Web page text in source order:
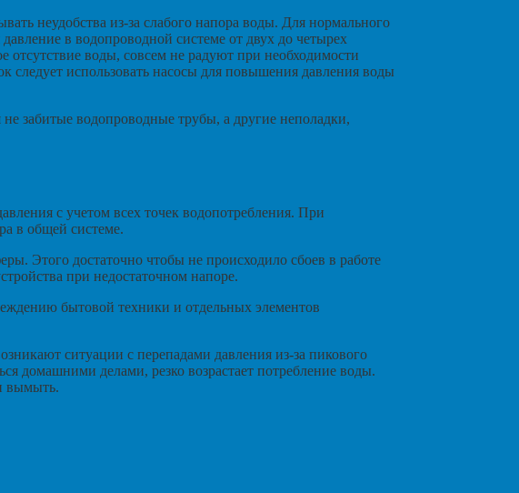
неудобства из-за слабого напора воды. Для нормального
в водопроводной системе от двух до четырех
отсутствие воды, совсем не радуют при необходимости
использовать насосы для повышения давления воды
не забитые водопроводные трубы, а другие неполадки,
с учетом всех точек водопотребления. При
в общей системе.
Этого достаточно чтобы не происходило сбоев в работе
при недостаточном напоре.
бытовой техники и отдельных элементов
ситуации с перепадами давления из-за пикового
домашними делами, резко возрастает потребление воды.
вымыть.